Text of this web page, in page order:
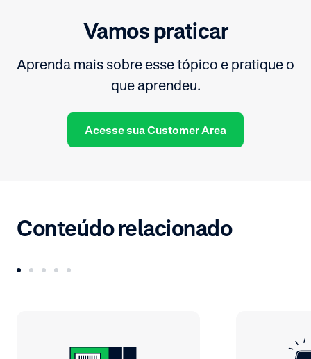
Vamos praticar
Aprenda mais sobre esse tópico e pratique o
que aprendeu.
Acesse sua Customer Area
Conteúdo relacionado